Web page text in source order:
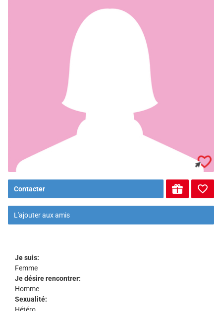
Contacter
L'ajouter aux amis
Je suis:
Femme
Je désire rencontrer:
Homme
Sexualité: